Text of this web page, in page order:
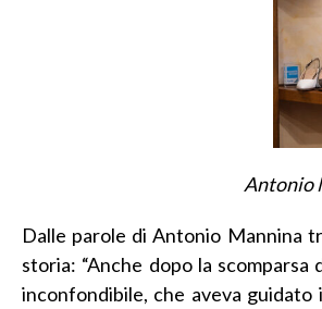
Antonio
Dalle parole di Antonio Mannina
storia: “Anche dopo la
inconfondibile, che aveva